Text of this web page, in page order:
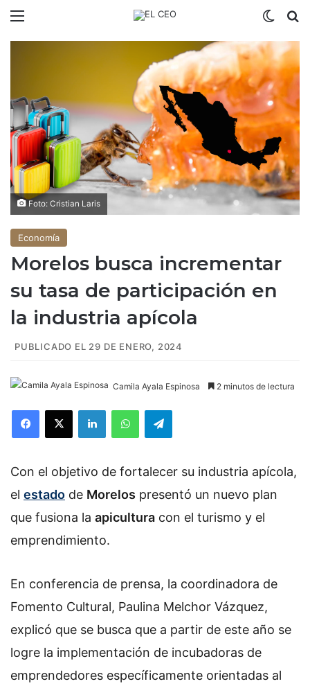
Foto: Cristian Laris
Economía
Morelos busca incrementar
su tasa de participación en
la industria apícola
PUBLICADO EL 29 DE ENERO, 2024
Camila Ayala Espinosa 2 minutos de lectura
Con el objetivo de fortalecer su industria apícola,
el estado de Morelos presentó un nuevo plan
que fusiona la apicultura con el turismo y el
emprendimiento.
En conferencia de prensa, la coordinadora de
Fomento Cultural, Paulina Melchor Vázquez,
explicó que se busca que a partir de este año se
logre la implementación de incubadoras de
emprendedores específicamente orientadas al